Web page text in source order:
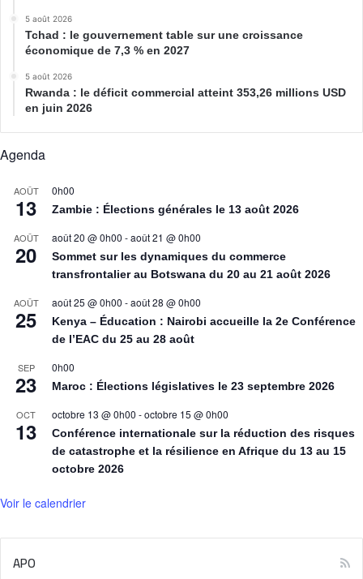
5 août 2026
Tchad : le gouvernement table sur une croissance
économique de 7,3 % en 2027
5 août 2026
Rwanda : le déficit commercial atteint 353,26 millions USD
en juin 2026
Agenda
AOÛT
13
0h00
Zambie : Élections générales le 13 août 2026
AOÛT
20
août 20 @ 0h00 -août 21 @ 0h00
Sommet sur les dynamiques du commerce
transfrontalier au Botswana du 20 au 21 août 2026
AOÛT
25
août 25 @ 0h00 -août 28 @ 0h00
Kenya – Éducation : Nairobi accueille la 2e Conférence
de l’EAC du 25 au 28 août
SEP
23
0h00
Maroc : Élections législatives le 23 septembre 2026
OCT
13
octobre 13 @ 0h00 -octobre 15 @ 0h00
Conférence internationale sur la réduction des risques
de catastrophe et la résilience en Afrique du 13 au 15
octobre 2026
Voir le calendrier
APO